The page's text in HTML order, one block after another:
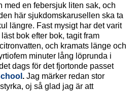
med en febersjuk liten sak, och
här sjukdomskarusellen ska ta
längre. Fast mysigt har det varit
bok efter bok, tagit fram
och kramats länge och
minuter lång löprunda i
dags för det fjortonde passet
. Jag märker redan stor
oj så glad jag är att